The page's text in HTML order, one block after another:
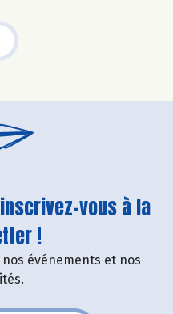
vous à la
!
événements et nos